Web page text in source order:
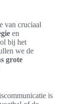
van cruciaal
en
bij het
we de
grote
is